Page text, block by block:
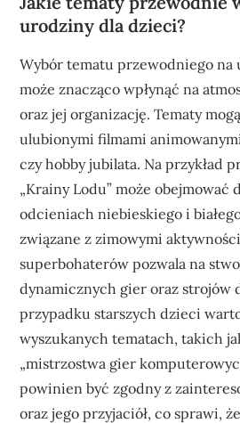
urodziny dla dzieci?
Wybór tematu przewodniego na
może znacząco wpłynąć na
oraz jej organizację. Tematy
ulubionymi filmami
czy hobby jubilata. Na przykład
„Krainy Lodu” może obejmować
odcieniach niebieskiego i
związane z zimowymi
superbohaterów pozwala na
dynamicznych gier oraz strojów
przypadku starszych dzieci
wyszukanych tematach, takich
„mistrzostwa gier
powinien być zgodny z
oraz jego przyjaciół, co sprawi,